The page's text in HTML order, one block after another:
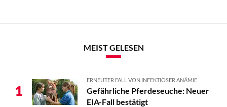
MEIST GELESEN
1
ERNEUTER FALL VON INFEKTIÖSER ANÄMIE
Gefährliche Pferdeseuche: Neuer
EIA-Fall bestätigt